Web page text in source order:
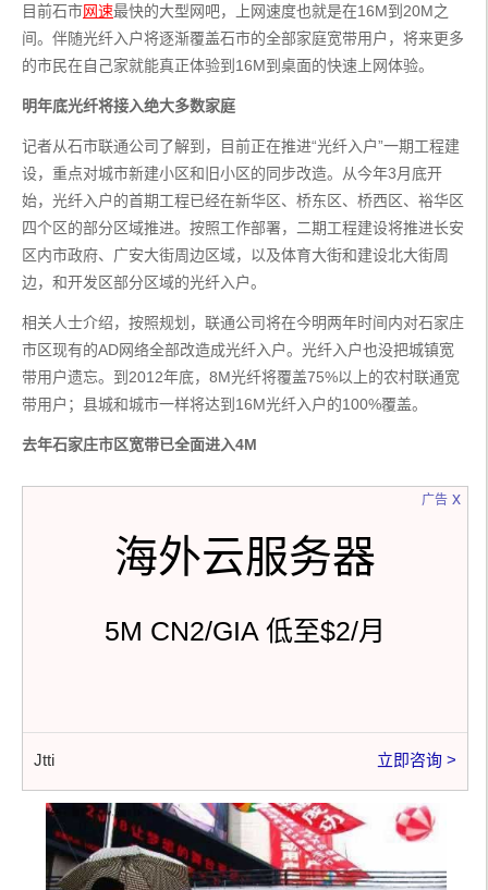
目前石市网速最快的大型网吧，上网速度也就是在16M到20M之
间。伴随光纤入户将逐渐覆盖石市的全部家庭宽带用户，将来更多
的市民在自己家就能真正体验到16M到桌面的快速上网体验。
明年底光纤将接入绝大多数家庭
记者从石市联通公司了解到，目前正在推进“光纤入户”一期工程建
设，重点对城市新建小区和旧小区的同步改造。从今年3月底开
始，光纤入户的首期工程已经在新华区、桥东区、桥西区、裕华区
四个区的部分区域推进。按照工作部署，二期工程建设将推进长安
区内市政府、广安大街周边区域，以及体育大街和建设北大街周
边，和开发区部分区域的光纤入户。
相关人士介绍，按照规划，联通公司将在今明两年时间内对石家庄
市区现有的AD网络全部改造成光纤入户。光纤入户也没把城镇宽
带用户遗忘。到2012年底，8M光纤将覆盖75%以上的农村联通宽
带用户；县城和城市一样将达到16M光纤入户的100%覆盖。
去年石家庄市区宽带已全面进入4M
广告
海外云服务器
5M CN2/GIA 低至$2/月
Jtti 立即咨询 >
x